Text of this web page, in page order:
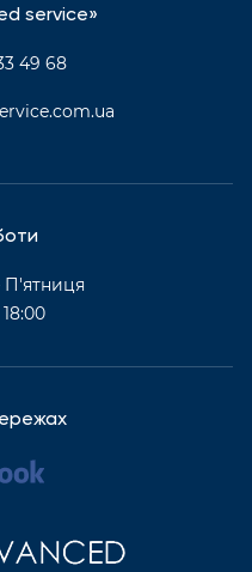
service»
49 68